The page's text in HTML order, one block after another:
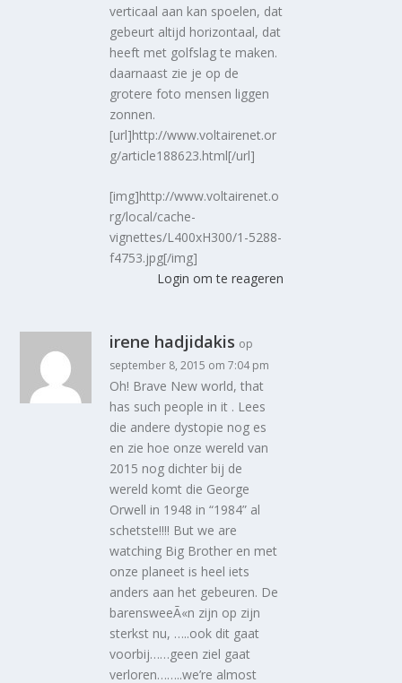
verticaal aan kan spoelen, dat
gebeurt altijd horizontaal, dat
heeft met golfslag te maken.
daarnaast zie je op de
grotere foto mensen liggen
zonnen.
[url]http://www.voltairenet.or
g/article188623.html[/url]
[img]http://www.voltairenet.o
rg/local/cache-
vignettes/L400xH300/1-5288-
f4753.jpg[/img]
Login om te reageren
irene hadjidakis op
september 8, 2015 om 7:04 pm
Oh! Brave New world, that
has such people in it . Lees
die andere dystopie nog es
en zie hoe onze wereld van
2015 nog dichter bij de
wereld komt die George
Orwell in 1948 in “1984” al
schetste!!!! But we are
watching Big Brother en met
onze planeet is heel iets
anders aan het gebeuren. De
barensweeÃ«n zijn op zijn
sterkst nu, …..ook dit gaat
voorbij……geen ziel gaat
verloren……..we’re almost